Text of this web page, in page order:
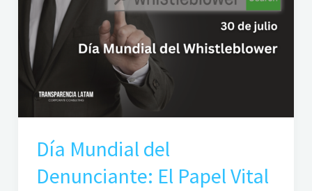
Día Mundial del
Denunciante: El Papel Vital
del
Denunciante:
El
Vital
Denunciantes